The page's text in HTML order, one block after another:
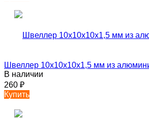
Швеллер 10х10х10х1,5 мм из
В наличии
260 ₽
Купить